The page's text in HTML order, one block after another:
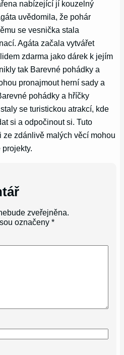
nabízející jí kouzelný
uvědomila, že pohár
se vesnička stala
Agáta začala vytvářet
zdarma jako dárek k jejím
tak Barevné pohádky a
pronajmout herní sady a
pohádky a hříčky
se turistickou atrakcí, kde
si a odpočinout si. Tuto
ze zdánlivě malých věcí mohou
zveřejněna.
označeny*